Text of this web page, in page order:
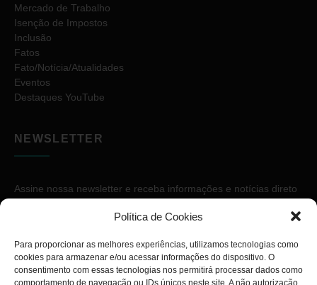
Política de Cookies
Para proporcionar as melhores experiências, utilizamos tecnologias como
cookies para armazenar e/ou acessar informações do dispositivo. O
consentimento com essas tecnologias nos permitirá processar dados como
comportamento de navegação ou IDs únicos neste site. A não autorização
Mercado de Trabalho
Isenção de Impostos
Inclusão
Fatos
Fato/Notícia/Atualidades
Eventos
Destaques YouTube
NEWSLETTER
Assine nossa newsletter e receba informações e notícias direto